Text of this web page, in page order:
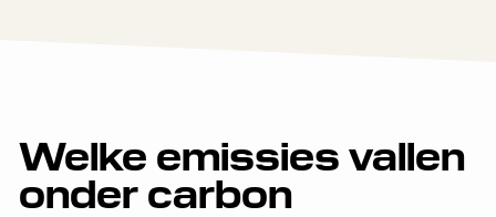
Welke emissies vallen
onder carbon